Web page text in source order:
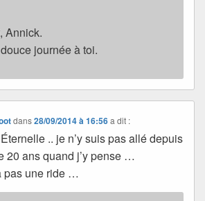
Annick.
journée à toi.
dans28/09/2014 à 16:56 a dit :
.. je n’y suis pas allé depuis
20 ans quand j’y pense …
pas une ride …